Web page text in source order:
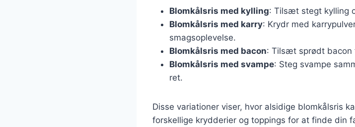
Blomkålsris med kylling: Tilsæt stegt kylling
Blomkålsris med karry: Krydr med
smagsoplevelse.
Blomkålsris med bacon: Tilsæt sprødt bacon
Blomkålsris med svampe: Steg svampe
ret.
Disse variationer viser, hvor alsidige blomkålsris
forskellige krydderier og toppings for at finde din